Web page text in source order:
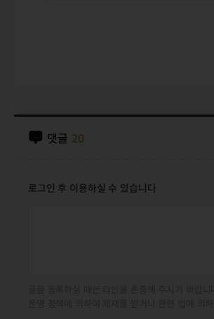
댓글 20
로그인 후 이용하실 수 있습니다